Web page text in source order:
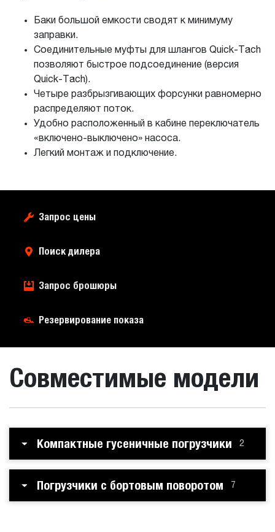
Баки большой емкости сводят к минимуму
заправки.
Соединительные муфты для шлангов Quick-Tach
позволяют быстрое подсоединение (версия
Quick-Tach).
Четыре разбрызгивающих форсунки равномерно
распределяют поток.
Удобно расположенный в кабине переключатель
«включено-выключено» насоса.
Легкий монтаж и подключение.
Запрос цены
Поиск дилера
Запрос брошюры
Резервирование показа
Совместимые модели
Компактные гусеничные погрузчики 2
Погрузчики с бортовым поворотом 7